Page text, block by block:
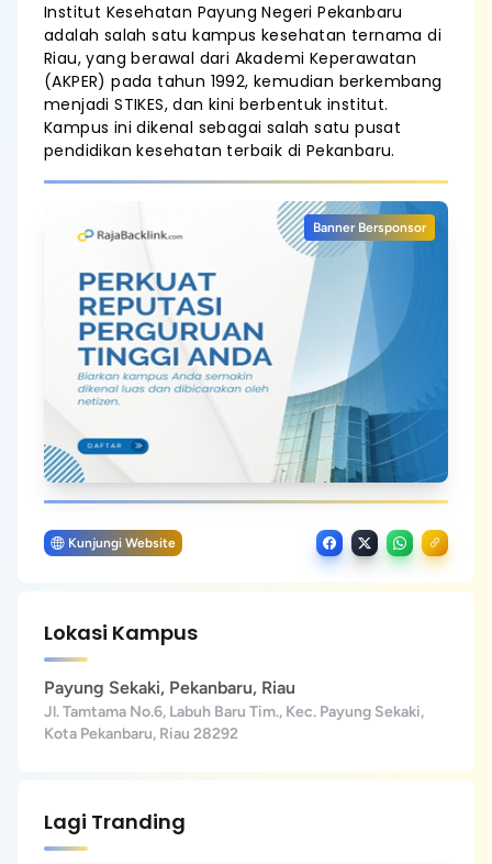
Institut Kesehatan Payung Negeri Pekanbaru
adalah salah satu kampus kesehatan ternama di
Riau, yang berawal dari Akademi Keperawatan
(AKPER) pada tahun 1992, kemudian berkembang
menjadi STIKES, dan kini berbentuk institut.
Kampus ini dikenal sebagai salah satu pusat
pendidikan kesehatan terbaik di Pekanbaru.
Banner Bersponsor
Kunjungi Website
Lokasi Kampus
Payung Sekaki, Pekanbaru, Riau
Jl. Tamtama No.6, Labuh Baru Tim., Kec. Payung Sekaki,
Kota Pekanbaru, Riau 28292
Lagi Tranding